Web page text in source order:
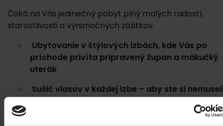
Čaká na Vás jedinečný pobyt plný malých radostí,
starostlivosti a výnimočných zážitkov.
Ubytovanie v štýlových izbách, kde Vás po
príchode privíta pripravený župan a mäkučký
uterák
Sušič vlasov v každej izbe – aby ste si
baliť navyše